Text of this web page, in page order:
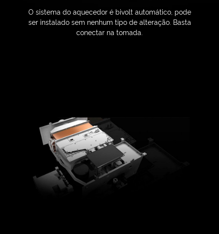
O sistema do aquecedor é bivolt automático, pode
ser instalado sem nenhum tipo de alteração. Basta
conectar na tomada.